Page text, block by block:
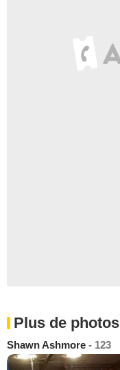
Plus de photos
Shawn Ashmore - 123